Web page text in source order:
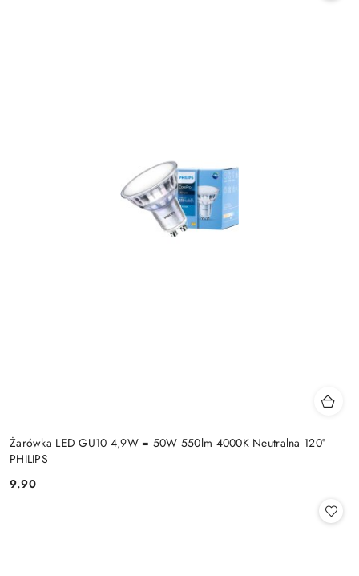
Żarówka LED GU10 4,9W = 50W 550lm 4000K Neutralna 120°
PHILIPS
Cena:
9.90